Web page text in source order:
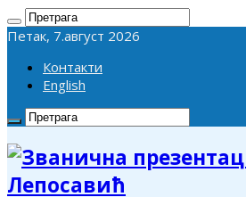
Петак, 7.август 2026
Контакти
English